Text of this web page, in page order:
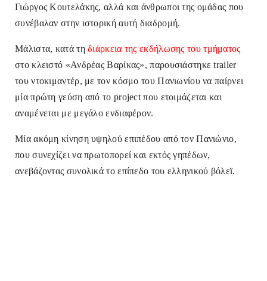
Γιώργος Κουτελάκης, αλλά και άνθρωποι της ομάδας που
συνέβαλαν στην ιστορική αυτή διαδρομή.
Μάλιστα, κατά τηδιάρκεια της εκδήλωσης του τμήματος
στο κλειστό «Ανδρέας Βαρίκας», παρουσιάστηκε trailer
του ντοκιμαντέρ, με τον κόσμο του Πανιωνίου να παίρνει
μία πρώτη γεύση από το project που ετοιμάζεται και
αναμένεται με μεγάλο ενδιαφέρον.
Μία ακόμη κίνηση υψηλού επιπέδου από τον Πανιώνιο,
που συνεχίζει να πρωτοπορεί και εκτός γηπέδων,
ανεβάζοντας συνολικά το επίπεδο του ελληνικού βόλεϊ.